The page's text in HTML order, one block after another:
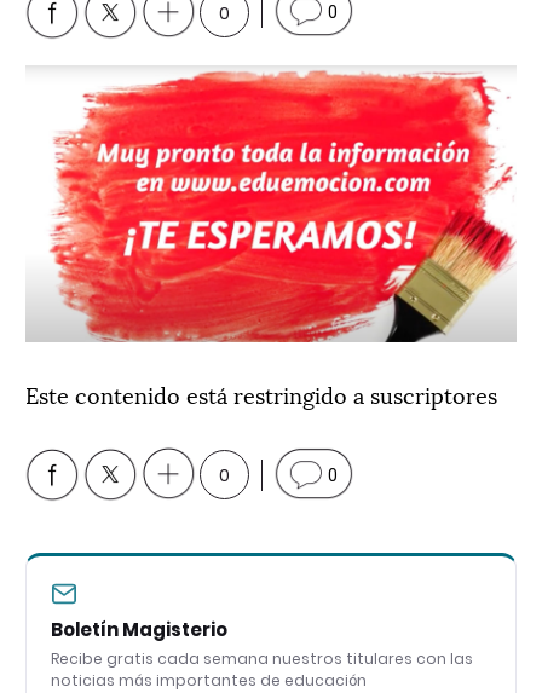
0 0
Este contenido está restringido a suscriptores
0 0
Boletín Magisterio
Recibe gratis cada semana nuestros titulares con las
noticias más importantes de educación